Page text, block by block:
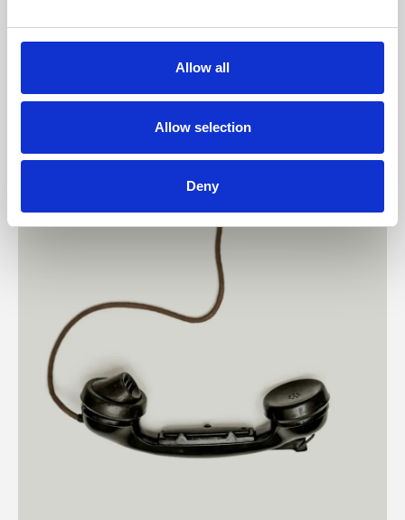
Allow all
Allow selection
Deny
El contenido de tiktok y el poder de
los creadores